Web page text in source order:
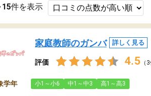
15件を表示
家庭教師のガンバ 詳しく見る
評価 4.5 （
学年 小1～小6 中1～中3 高1～高3